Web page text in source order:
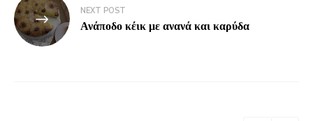
NEXT POST
Ανάποδο κέικ με ανανά και καρύδα